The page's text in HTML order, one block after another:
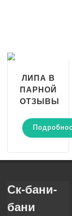
ЛИПА В
ПАРНОЙ
ОТЗЫВЫ
Ск-бани-
бани